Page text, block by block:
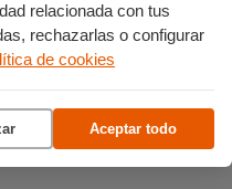
relacionada con tus
rechazarlas o configurar
de cookies
Aceptar todo